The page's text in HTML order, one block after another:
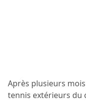
Après plusieurs
tennis extérieurs du